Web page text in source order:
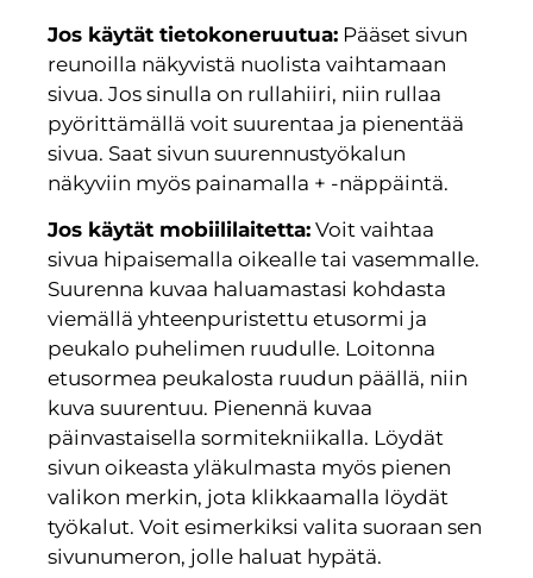
Jos käytät tietokoneruutua: Pääset sivun
reunoilla näkyvistä nuolista vaihtamaan
sivua. Jos sinulla on rullahiiri, niin rullaa
pyörittämällä voit suurentaa ja pienentää
sivua. Saat sivun suurennustyökalun
näkyviin myös painamalla + -näppäintä.
Jos käytät mobiililaitetta: Voit vaihtaa
sivua hipaisemalla oikealle tai vasemmalle.
Suurenna kuvaa haluamastasi kohdasta
viemällä yhteenpuristettu etusormi ja
peukalo puhelimen ruudulle. Loitonna
etusormea peukalosta ruudun päällä, niin
kuva suurentuu. Pienennä kuvaa
päinvastaisella sormitekniikalla. Löydät
sivun oikeasta yläkulmasta myös pienen
valikon merkin, jota klikkaamalla löydät
työkalut. Voit esimerkiksi valita suoraan sen
sivunumeron, jolle haluat hypätä.